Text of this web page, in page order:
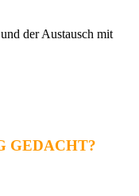
der Austausch mit
GEDACHT?